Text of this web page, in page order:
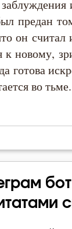
предан
он
к новому,
готова
во тьме.
бот